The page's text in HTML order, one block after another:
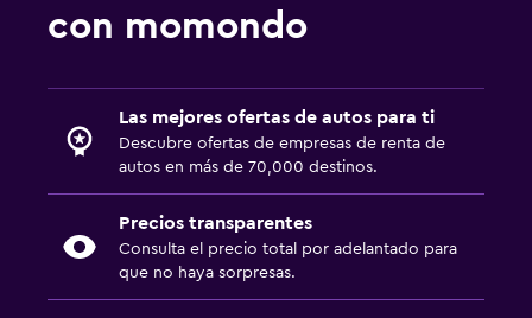
con momondo
Las mejores ofertas de autos para ti
Descubre ofertas de empresas de renta de
autos en más de 70,000 destinos.
Precios transparentes
Consulta el precio total por adelantado para
que no haya sorpresas.